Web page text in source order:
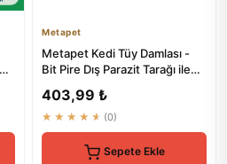
Metapet
Metapet Kedi Tüy Damlası -
Bit Pire Dış Parazit Tarağı ile
403,99 ₺
★★★★★ (0)
Sepete Ekle